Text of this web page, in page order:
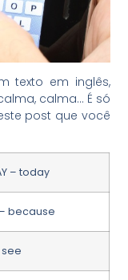
texto em inglês,
calma… É só
post que você
– today
because